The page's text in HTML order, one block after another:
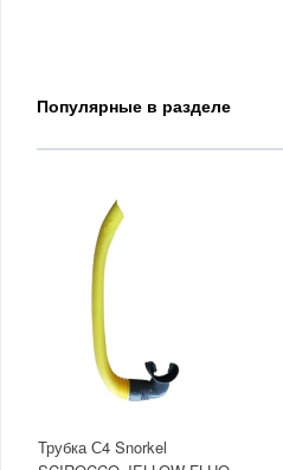
Популярные в разделе
Трубка С4 Snorkel